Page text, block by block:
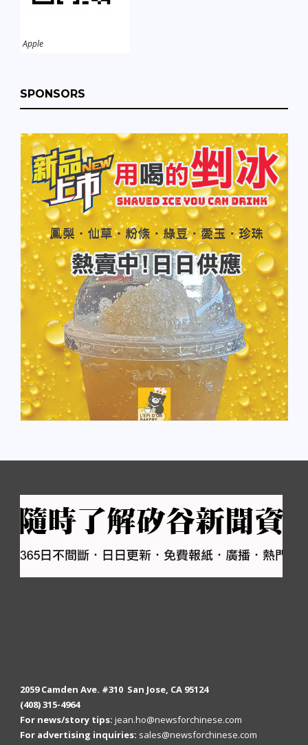
Apple
SPONSORS
2059 Camden Ave. #310 San Jose, CA 95124
(408) 315-4964
For news/story tips: jean.ho@newsforchinese.com
For advertising inquiries: sales@newsforchinese.com